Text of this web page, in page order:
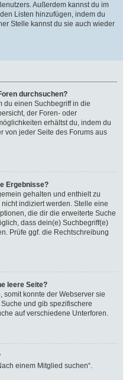
Außerdem kannst du im
Listen hinzufügen, indem du
Stelle kannst du sie auch wieder
durchsuchen?
du einen Suchbegriff in die
der Foren- oder
erhältst du, indem du
von jeder Seite des Forums aus
Ergebnisse?
gehalten und enthielt zu
indiziert werden. Stelle eine
die dir die erweiterte Suche
dass dein(e) Suchbegriff(e)
Prüfe ggf. die Rechtschreibung
leere Seite?
somit konnte der Webserver sie
und gib spezifischere
auf verschiedene Unterforen.
einem Mitglied suchen“.